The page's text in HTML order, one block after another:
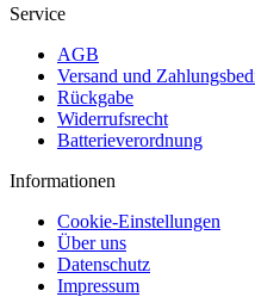
Service
AGB
Versand und
Rückgabe
Widerrufsrecht
Batterieverordnung
Informationen
Cookie-Einstellungen
Über uns
Datenschutz
Impressum